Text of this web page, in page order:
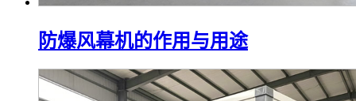
防爆风幕机的作用与用途